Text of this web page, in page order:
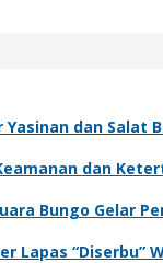
Yasinan dan Salat
dan
Bungo Gelar
Lapas “Diserbu”